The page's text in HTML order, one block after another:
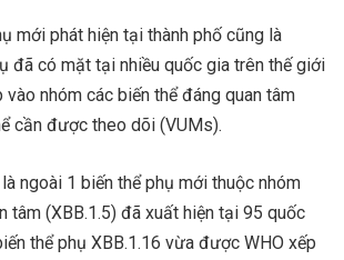
mới phát hiện tại thành phố cũng là
đã có mặt tại nhiều quốc gia trên thế giới
nhóm các biến thể đáng quan tâm
cần được theo dõi (VUMs).
ngoài 1 biến thể phụ mới thuộc nhóm
tâm (XBB.1.5) đã xuất hiện tại 95 quốc
thể phụ XBB.1.16 vừa được WHO xếp